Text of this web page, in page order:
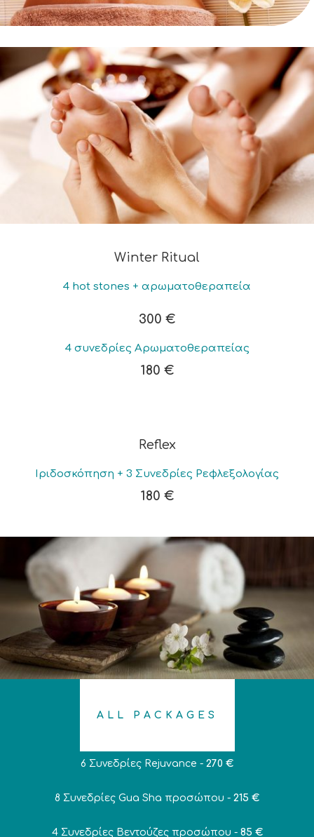
Winter Ritual
4 hot stones + αρωματοθεραπεία
300 €
4 συνεδρίες Αρωματοθεραπείας
180 €
Reflex
Ιριδοσκόπηση + 3 Συνεδρίες Ρεφλεξολογίας
180 €
ALL PACKAGES
6 Συνεδρίες Rejuvance - 270 €
8 Συνεδρίες Gua Sha προσώπου - 215 €
4 Συνεδρίες Βεντούζες προσώπου - 85 €